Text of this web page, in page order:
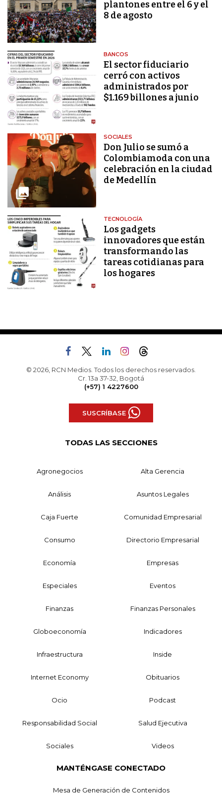
plantones entre el 6 y el
8 de agosto
BANCOS
El sector fiduciario
cerró con activos
administrados por
$1.169 billones a junio
SOCIALES
Don Julio se sumó a
Colombiamoda con una
celebración en la ciudad
de Medellín
TECNOLOGÍA
Los gadgets
innovadores que están
transformando las
tareas cotidianas para
los hogares
© 2026, RCN Medios. Todos los derechos reservados.
Cr. 13a 37-32, Bogotá
(+57) 1 4227600
SUSCRÍBASE
TODAS LAS SECCIONES
Agronegocios Alta Gerencia
Análisis Asuntos Legales
Caja Fuerte Comunidad Empresarial
Consumo Directorio Empresarial
Economía Empresas
Especiales Eventos
Finanzas Finanzas Personales
Globoeconomía Indicadores
Infraestructura Inside
Internet Economy Obituarios
Ocio Podcast
Responsabilidad Social Salud Ejecutiva
Sociales Videos
MANTÉNGASE CONECTADO
Mesa de Generación de Contenidos